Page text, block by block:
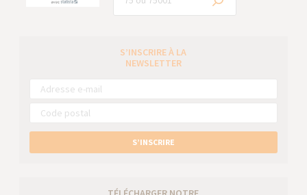
S’INSCRIRE À LA
NEWSLETTER
S’INSCRIRE